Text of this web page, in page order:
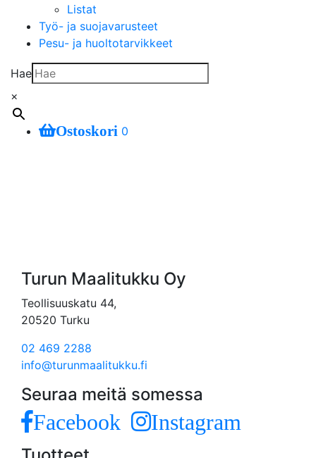
Listat
Työ- ja suojavarusteet
Pesu- ja huoltotarvikkeet
Hae
×
Ostoskori 0
Turun Maalitukku Oy
Teollisuuskatu 44,
20520 Turku
02 469 2288
info@turunmaalitukku.fi
Seuraa meitä somessa
Facebook Instagram